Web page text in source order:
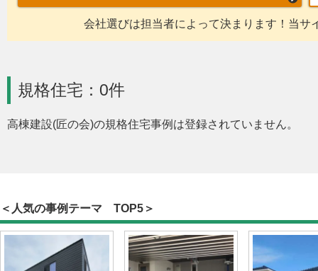
会社選びは担当者によって決まります！当サ
規格住宅：0件
高棟建設(匠の会)の規格住宅事例は登録されていません。
＜人気の事例テーマ TOP5＞